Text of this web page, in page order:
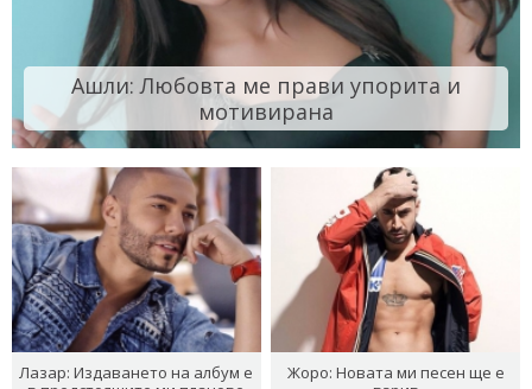
Ашли: Любовта ме прави упорита и
мотивирана
Лазар: Издаването на албум е
Жоро: Новата ми песен ще е